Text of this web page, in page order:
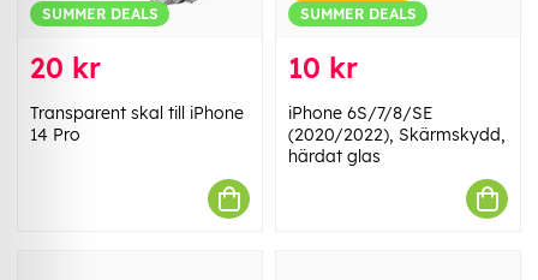
SUMMER DEALS
20 kr
Transparent skal till iPhone
14 Pro
SUMMER DEALS
10 kr
iPhone 6S/7/8/SE
(2020/2022), Skärmskydd,
härdat glas